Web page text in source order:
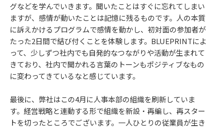
グなどを学んでいきます。聞いたことはすぐに忘れてしまい
ますが、感情が動いたことは記憶に残るものです。人の本質
に訴えかけるプログラムで感情を動かし、初対面の参加者が
たった2日間で結び付くことを体験します。BLUEPRINTによ
って、少しずつ社内でも自発的なつながりや活動が生まれて
きており、社内で聞かれる言葉のトーンもポジティブなもの
に変わってきているなと感じています。
最後に、弊社はこの4月に人事本部の組織を刷新していま
す。経営戦略と連動する形で組織を新設・再編し、再スター
トを切ったところでございます。一人ひとりの従業員が生き